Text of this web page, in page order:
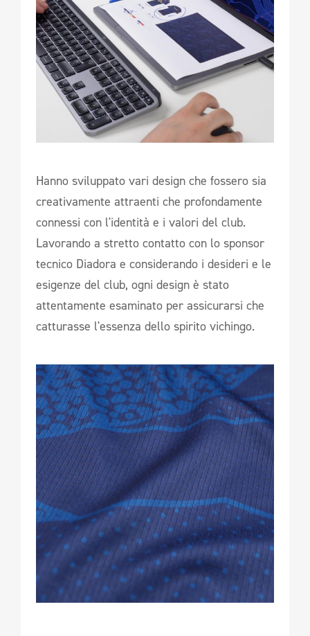
Hanno sviluppato vari design che fossero sia
creativamente attraenti che profondamente
connessi con l'identità e i valori del club.
Lavorando a stretto contatto con lo sponsor
tecnico Diadora e considerando i desideri e le
esigenze del club, ogni design è stato
attentamente esaminato per assicurarsi che
catturasse l'essenza dello spirito vichingo.